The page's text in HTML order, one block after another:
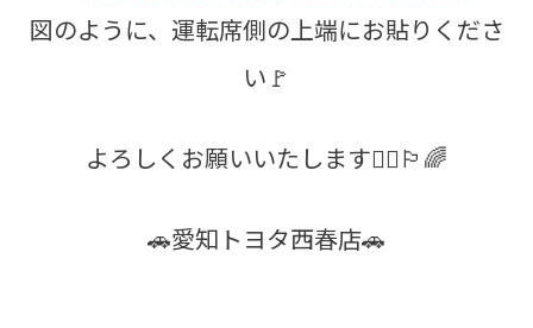
図のように、運転席側の上端にお貼りくださ
い🚩
よろしくお願いいたします💁‍♀️🏳‍🌈
🚗愛知トヨタ西春店🚗